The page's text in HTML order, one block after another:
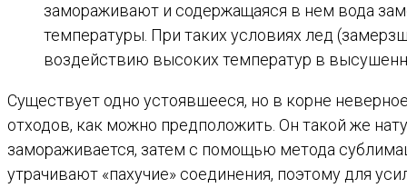
замораживают и содержащаяся в нем вода
температуры. При таких условиях лед
воздействию высоких температур в
Существует одно устоявшееся, но в корне
отходов, как можно предположить. Он такой же
замораживается, затем с помощью метода
утрачивают «пахучие» соединения, поэтому для